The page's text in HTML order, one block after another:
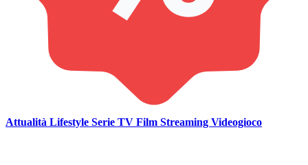
Attualità Lifestyle Serie TV Film Streaming Videogioco